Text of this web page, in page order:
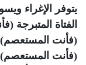
يتوفر الإغراء
الفتاة المتبرجة
(فأنت المستعصم)؛
(فأنت